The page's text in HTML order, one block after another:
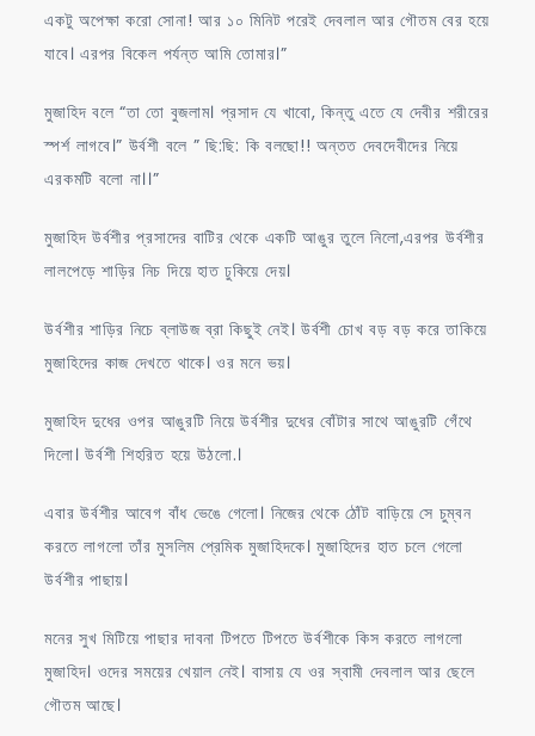
একটু অপেক্ষা করো সোনা! আর ১০ মিনিট পরেই দেবলাল আর গৌতম বের হয়ে
যাবে। এরপর বিকেল পর্যন্ত আমি তোমার।”
মুজাহিদ বলে “তা তো বুজলাম। প্রসাদ যে খাবো, কিন্তু এতে যে দেবীর শরীরের
স্পর্শ লাগবে।” উর্বশী বলে ” ছি:ছি: কি বলছো!! অন্তত দেবদেবীদের নিয়ে
এরকমটি বলো না।।”
মুজাহিদ উর্বশীর প্রসাদের বাটির থেকে একটি আঙুর তুলে নিলো,এরপর উর্বশীর
লালপেড়ে শাড়ির নিচ দিয়ে হাত ঢুকিয়ে দেয়।
উর্বশীর শাড়ির নিচে ব্লাউজ ব্রা কিছুই নেই। উর্বশী চোখ বড় বড় করে তাকিয়ে
মুজাহিদের কাজ দেখতে থাকে। ওর মনে ভয়।
মুজাহিদ দুধের ওপর আঙুরটি নিয়ে উর্বশীর দুধের বোঁটার সাথে আঙুরটি গেঁথে
দিলো। উর্বশী শিহরিত হয়ে উঠলো.।
এবার উর্বশীর আবেগ বাঁধ ভেঙে গেলো। নিজের থেকে ঠোঁট বাড়িয়ে সে চুম্বন
করতে লাগলো তাঁর মুসলিম প্রেমিক মুজাহিদকে। মুজাহিদের হাত চলে গেলো
উর্বশীর পাছায়।
মনের সুখ মিটিয়ে পাছার দাবনা টিপতে টিপতে উর্বশীকে কিস করতে লাগলো
মুজাহিদ। ওদের সময়ের খেয়াল নেই। বাসায় যে ওর স্বামী দেবলাল আর ছেলে
গৌতম আছে।